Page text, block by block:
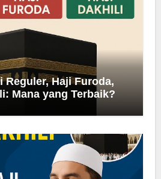
Reguler, Haji Furoda,
Mana yang Terbaik?